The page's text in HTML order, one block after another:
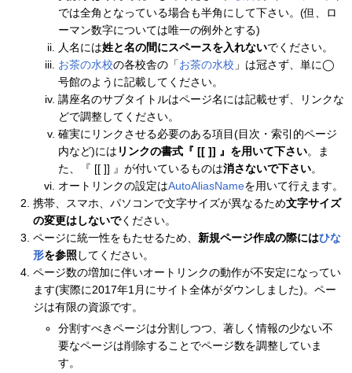
では全角となっている場合も半角にして下さい。(但、ロ
ーマン数字については唯一の例外とする)
人名には姓と名の間にスペースを入れないでください。
お茶の水校の各校舎の「お茶の水校 」は冠さず、単に◯
号館のように記載してください。
講座名のサブタイトルはページ名には記載せず、リンクな
どで調整してください。
確実にリンクさせる必要のある項目(目次・索引的ページ
内など)には リンクの書式『 [[ ]] 』を用いて下さい。ま
た、『 [[ ]] 』が付いているものは消さないで下さい。
オートリンクの設定はAutoAliasNameを用いて行えます。
携帯、スマホ、パソコンで文字サイズが異なるため文字サイズ
の変更はしないでください。
ページに統一性をもたせるため、 新規ページ作成の際にはひな
形を参照 してください。
ページ数の増加に伴いオートリンクの動作が不安定になってい
ます(実際に2017年1月にサイト全体がダウンしました)。ペー
ジは有限の資源です。
分割すべきページは分割しつつ、著しく情報の少ない不
要なページは削除することでページ数を調整していま
す。